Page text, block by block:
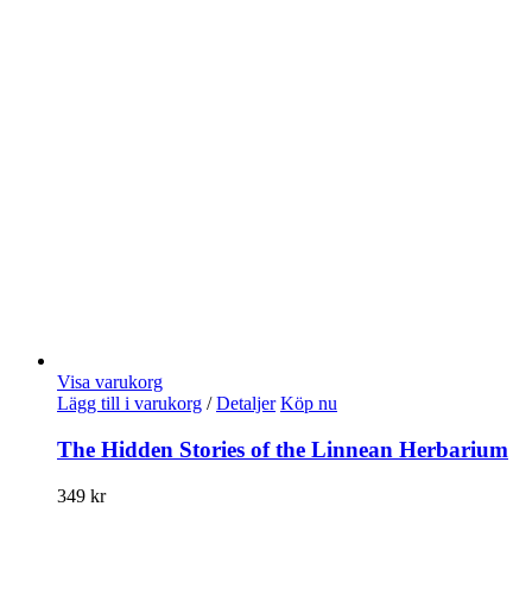
Visa varukorg
Lägg till i varukorg / Detaljer Köp nu
The Hidden Stories of the Linnean Herbarium
349 kr